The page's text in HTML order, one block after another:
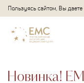
Пользуясь сайтом, Вы даете
Новинка!